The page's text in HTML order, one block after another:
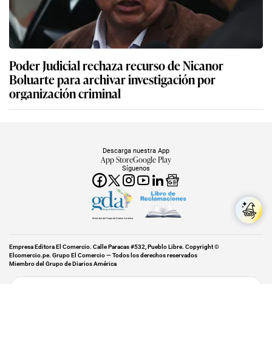
Poder Judicial rechaza recurso de Nicanor
Boluarte para archivar investigación por
organización criminal
Síguenos
Descarga nuestra App
App StoreGoogle Play
Miembro del Grupo de Diarios América
Empresa Editora El Comercio. Calle Paracas #532, Pueblo Libre. Copyright ©
Elcomercio.pe. Grupo El Comercio — Todos los derechos reservados
Miembro del Grupo de Diarios América